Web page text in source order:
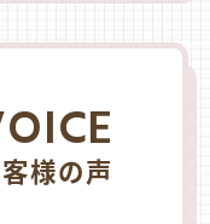
様の声